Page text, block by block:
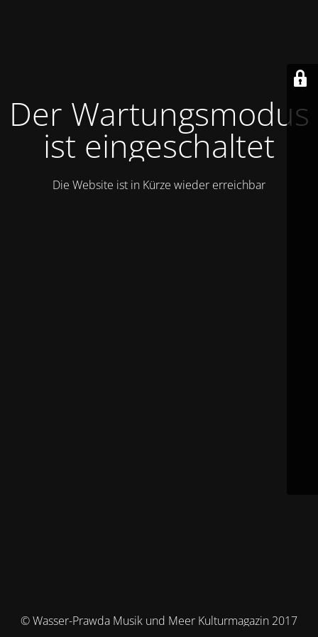
Der Wartungsmodus
ist eingeschaltet
Die Website ist in Kürze wieder erreichbar
© Wasser-Prawda Musik und Meer Kulturmagazin 2017